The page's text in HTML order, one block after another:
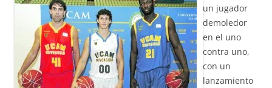
un jugador
demoledor
en el uno
contra uno,
con un
lanzamiento